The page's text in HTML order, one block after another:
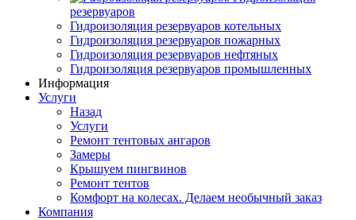
резервуаров
Гидроизоляция резервуаров котельных
Гидроизоляция резервуаров пожарных
Гидроизоляция резервуаров нефтяных
Гидроизоляция резервуаров промышленных
Информация
Услуги
Назад
Услуги
Ремонт тентовых ангаров
Замеры
Крышуем пингвинов
Ремонт тентов
Комфорт на колесах. Делаем необычный заказ
Компания